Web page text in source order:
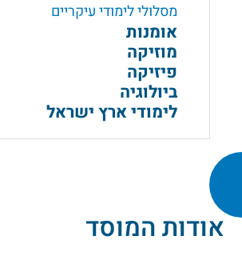
מסלולי לימודי עיקריים
אומנות
מוזיקה
פיזיקה
ביולוגיה
לימודי ארץ ישראל
אודות המוסד